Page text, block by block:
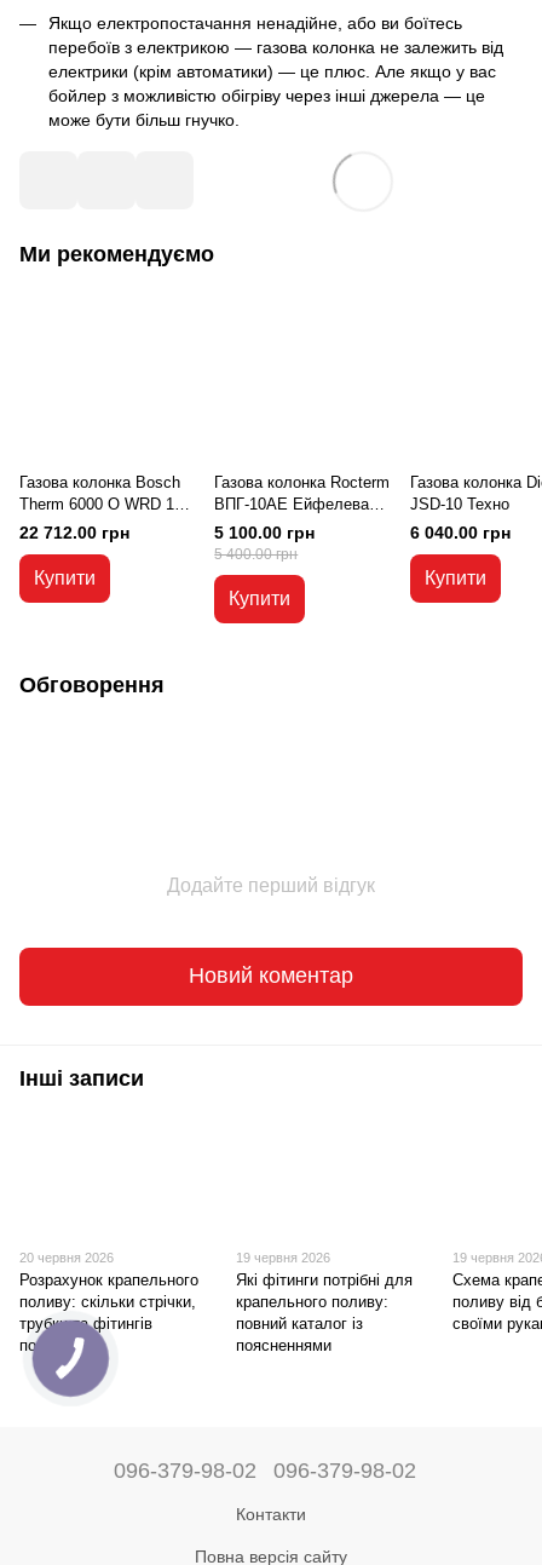
Якщо електропостачання ненадійне, або ви боїтесь
перебоїв з електрикою — газова колонка не залежить від
електрики (крім автоматики) — це плюс. Але якщо у вас
бойлер з можливістю обігріву через інші джерела — це
може бути більш гнучко.
Ми рекомендуємо
Газова колонка Bosch
Therm 6000 O WRD 13-
2G
22 712.00 грн
Купити
Газова колонка Rocterm
ВПГ-10АЕ Ейфелева
башня
5 100.00 грн
5 400.00 грн
Купити
Газова колонка
JSD-10 Техно
6 040.00 грн
Купити
Обговорення
Додайте перший відгук
Новий коментар
Інші записи
20 червня 2026
Розрахунок крапельного
поливу: скільки стрічки,
трубки та фітингів
потрібно?
19 червня 2026
Які фітинги потрібні для
крапельного поливу:
повний каталог із
поясненнями
19 червня
Схема
поливу від
своїми
096-379-98-02 096-379-98-02
Контакти
Повна версія сайту